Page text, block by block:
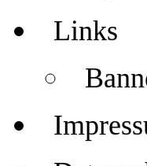
Links